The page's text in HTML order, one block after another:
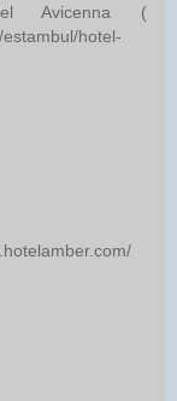
Avicenna (
hotel-